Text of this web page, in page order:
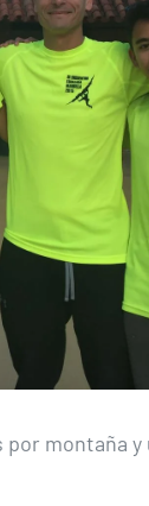
por montaña y